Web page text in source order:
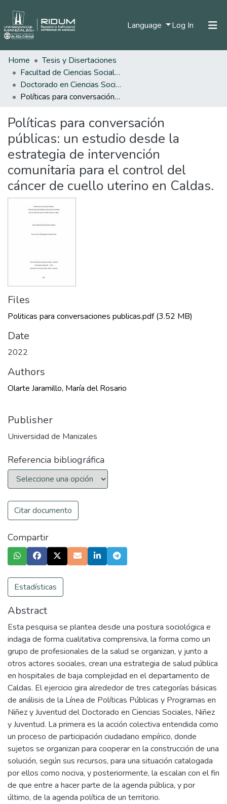
Language Log In (current)
Home
Tesis y Disertaciones
Facultad de Ciencias Sociales y Humanas
Doctorado en Ciencias Sociales, Niñez y Juventud
Políticas para conversación públicas: un estudio desde la estrategia de intervención comunitaria para el control del cáncer de cuello uterino en Caldas.
Políticas para conversación
públicas: un estudio desde la
estrategia de intervención
comunitaria para el control del
cáncer de cuello uterino en Caldas.
Files
Politicas para conversaciones publicas.pdf(3.52 MB)
Date
2022
Authors
Olarte Jaramillo, María del Rosario
Publisher
Universidad de Manizales
Referencia bibliográfica
Citar documento
Compartir
Estadísticas
Abstract
Esta pesquisa se plantea desde una postura sociológica e
indaga de forma cualitativa comprensiva, la forma como un
grupo de profesionales de la salud se organizan, y junto a
otros actores sociales, crean una estrategia de salud pública
en hospitales de baja complejidad en el departamento de
Caldas. El ejercicio gira alrededor de tres categorías básicas
de análisis de la Línea de Políticas Públicas y Programas en
Niñez y Juventud del Doctorado en Ciencias Sociales, Niñez
y Juventud. La primera es la acción colectiva entendida como
un proceso de participación ciudadano empírico, donde
sujetos se organizan para cooperar en la construcción de una
solución, según sus recursos, para una situación catalogada
por ellos como nociva, y posteriormente, la escalan con el fin
de que entre a hacer parte de la agenda pública, y por
último, de la agenda política de un territorio.